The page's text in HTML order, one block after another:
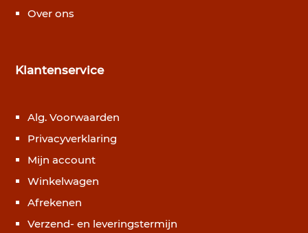
Over ons
Klantenservice
Alg. Voorwaarden
Privacyverklaring
Mijn account
Winkelwagen
Afrekenen
Verzend- en leveringstermijn